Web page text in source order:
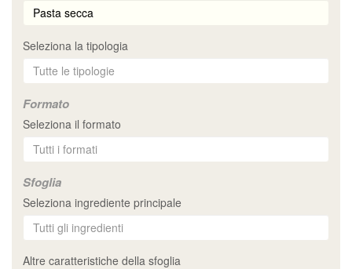
Seleziona la tipologia
Formato
Seleziona il formato
Sfoglia
Seleziona ingrediente principale
Altre caratteristiche della sfoglia